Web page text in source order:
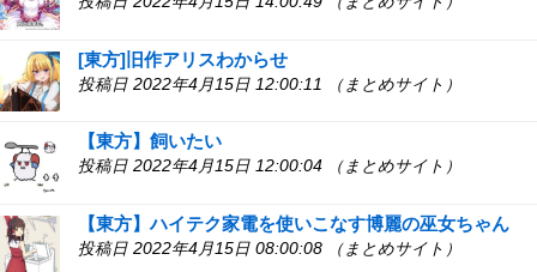
[東方]旧作アリスわからせ
投稿日 2022年4月15日 12:00:11 （まとめサイト）
【東方】飼いたい
投稿日 2022年4月15日 12:00:04 （まとめサイト）
【東方】ハイテク家電を使いこなす博麗の巫女ちゃん
投稿日 2022年4月15日 08:00:08 （まとめサイト）